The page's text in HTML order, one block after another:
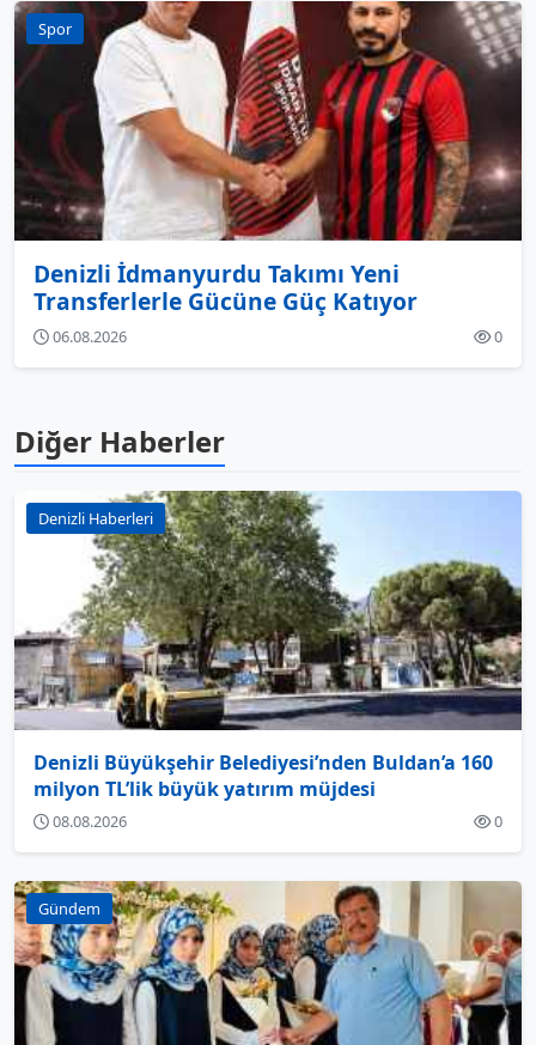
Spor
Denizli İdmanyurdu Takımı Yeni
Transferlerle Gücüne Güç Katıyor
06.08.2026 0
Diğer Haberler
Denizli Haberleri
Denizli Büyükşehir Belediyesi’nden Buldan’a 160
milyon TL’lik büyük yatırım müjdesi
08.08.2026 0
Gündem